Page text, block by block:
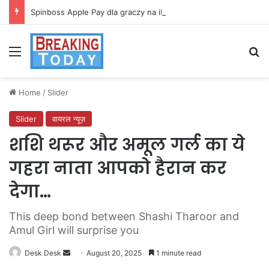
Spinboss Apple Pay dla graczy na iPhone
Menu
Home / Slider
Slider वायरल न्यूज़
शशि थरूर और अमूल गर्ल का ये
गहरा नाता आपको हैरान कर
देगा…
This deep bond between Shashi Tharoor and
Amul Girl will surprise you
Desk Desk
SendAugust 20, 2025 1 minute read